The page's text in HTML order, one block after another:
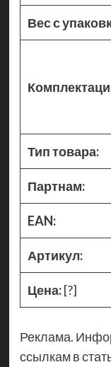
Вес с
Тип товара:
Партнам:
EAN:
Артикул:
Цена:[?]
Реклама.
ссылкам в